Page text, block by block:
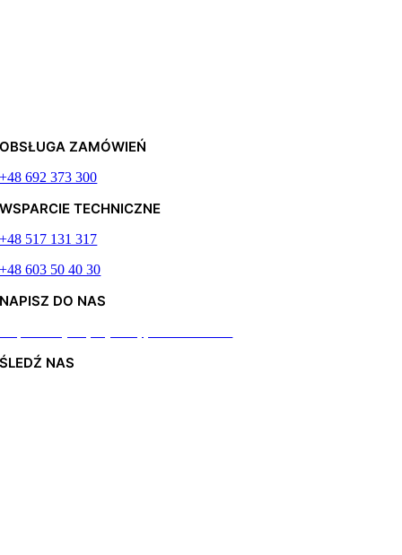
OBSŁUGA ZAMÓWIEŃ
+48 692 373 300
WSPARCIE TECHNICZNE
+48 517 131 317
+48 603 50 40 30
NAPISZ DO NAS
ŚLEDŹ NAS